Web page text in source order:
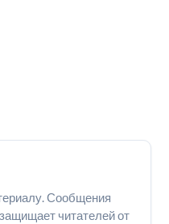
Сообщения
читателей от